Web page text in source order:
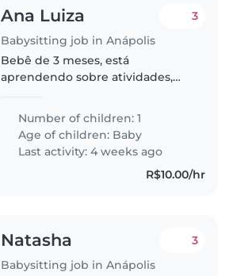
Ana Luiza
Babysitting job in Anápolis
3
Bebê de 3 meses, está
aprendendo sobre atividades,
Number of children: 1
Age of children: Baby
Last activity: 4 weeks ago
R$10.00/hr
Natasha
Babysitting job in Anápolis
3